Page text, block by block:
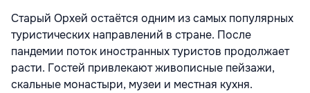
Старый Орхей остаётся одним из самых популярных
туристических направлений в стране. После
пандемии поток иностранных туристов продолжает
расти. Гостей привлекают живописные пейзажи,
скальные монастыри, музеи и местная кухня.